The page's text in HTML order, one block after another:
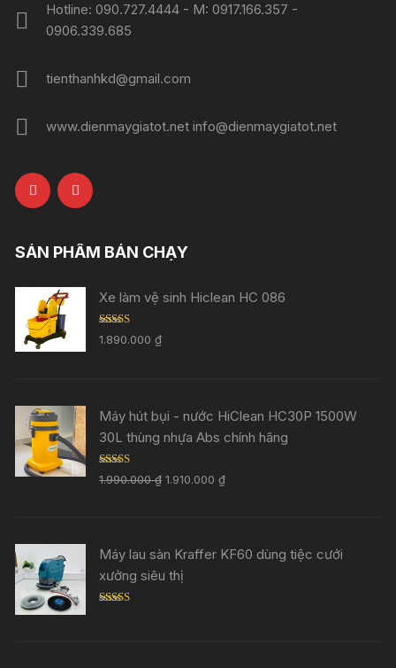
Hotline: 090.727.4444 - M: 0917.166.357 -
0906.339.685
tienthanhkd@gmail.com
www.dienmaygiatot.net info@dienmaygiatot.net
SẢN PHẨM BÁN CHẠY
Xe làm vệ sinh Hiclean HC 086
Rated 5.00
out of 5
1.890.000₫
Máy hút bụi - nước HiClean HC30P 1500W
30L thùng nhựa Abs chính hãng
Rated 5.00
out of 5
1.990.000₫ 1.910.000₫
Máy lau sàn Kraffer KF60 dùng tiệc cưới
xưởng siêu thị